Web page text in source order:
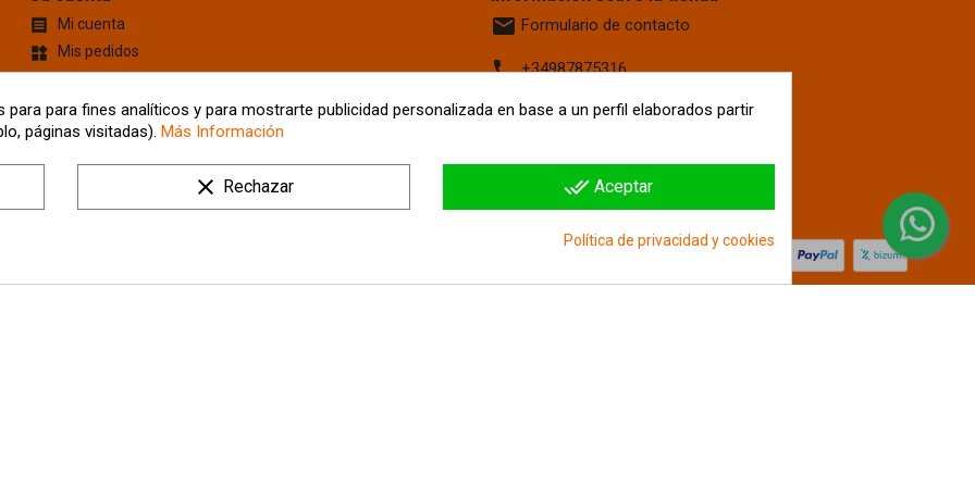
 Mi cuenta
widgets Mis pedidos
Cupones de descuento
account_box Información personal
location_on Mis Direcciones
Tus ajustes de cookies
email Formulario de contacto
phone+34987875316
location_on Calle La Fontanilla, 6
para fines analíticos y para mostrarte publicidad personalizada en base a un perfil elaborados partir
páginas visitadas). Más Información
clear Rechazar done_all Aceptar
Política de privacidad y cookies